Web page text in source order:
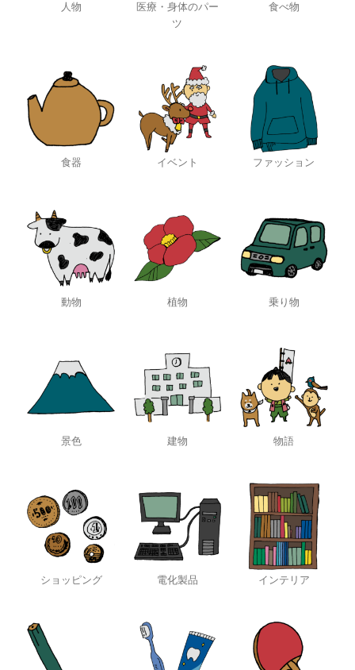
人物
医療・身体のパー
ツ
食べ物
食器 イベント ファッション
動物 植物 乗り物
景色 建物 物語
ショッピング 電化製品 インテリア